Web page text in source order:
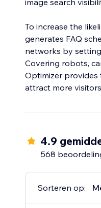
image search
To increase the
generates FAQ
networks by
Covering robots,
Optimizer provides
attract more
4.9
568
Sorteren op: